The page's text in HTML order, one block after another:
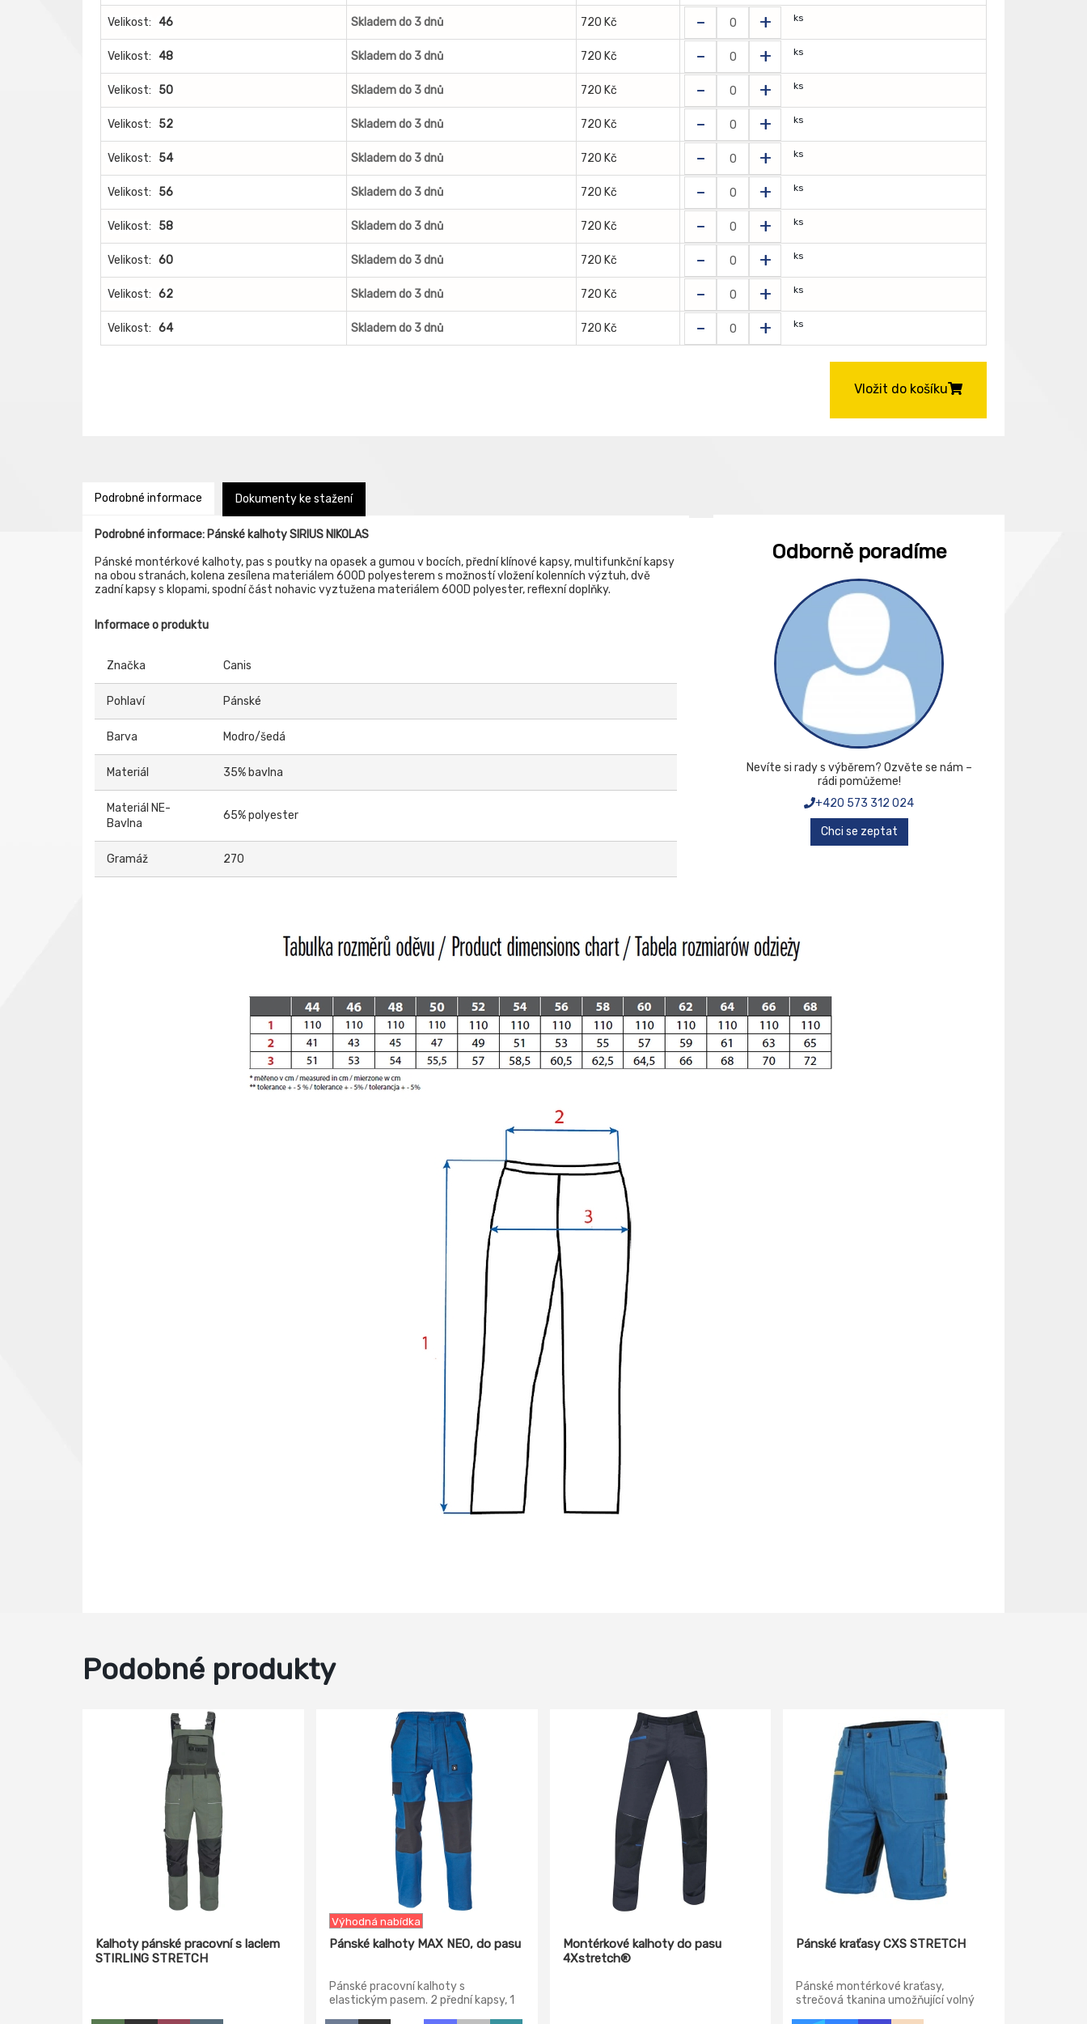
Velikost: 46 Skladem do 3 dnů 720 Kč - + ks
Velikost: 48 Skladem do 3 dnů 720 Kč - + ks
Velikost: 50 Skladem do 3 dnů 720 Kč - + ks
Velikost: 52 Skladem do 3 dnů 720 Kč - + ks
Velikost: 54 Skladem do 3 dnů 720 Kč - + ks
Velikost: 56 Skladem do 3 dnů 720 Kč - + ks
Velikost: 58 Skladem do 3 dnů 720 Kč - + ks
Velikost: 60 Skladem do 3 dnů 720 Kč - + ks
Velikost: 62 Skladem do 3 dnů 720 Kč - + ks
Velikost: 64 Skladem do 3 dnů 720 Kč - + ks
Vložit do košíku
Podrobné informace Dokumenty ke stažení
Podrobné informace: Pánské kalhoty SIRIUS NIKOLAS
Pánské montérkové kalhoty, pas s poutky na opasek a gumou v bocích, přední klínové kapsy, multifunkční kapsy
na obou stranách, kolena zesílena materiálem 600D polyesterem s možností vložení kolenních výztuh, dvě
zadní kapsy s klopami, spodní část nohavic vyztužena materiálem 600D polyester, reflexní doplňky.
Informace o produktu
Značka Canis
Pohlaví Pánské
Barva Modro/šedá
Materiál 35% bavlna
Materiál NE-
Bavlna
65% polyester
Gramáž 270
Odborně poradíme
Nevíte si rady s výběrem? Ozvěte se nám –
rádi pomůžeme!
+420 573 312 024
Chci se zeptat
Podobné produkty
Kalhoty pánské pracovní s laclem
STIRLING STRETCH
Výhodná nabídka
Pánské kalhoty MAX NEO, do pasu
Pánské pracovní kalhoty s
elastickým pasem. 2 přední kapsy, 1
Montérkové kalhoty do pasu
4Xstretch®
Pánské kraťasy CXS STRETCH
Pánské montérkové kraťasy,
strečová tkanina umožňující volný